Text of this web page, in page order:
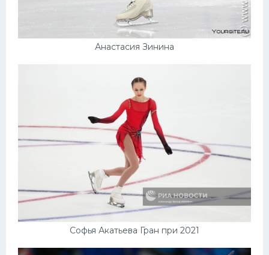
Анастасия Зинина
Софья Акатьева Гран при 2021